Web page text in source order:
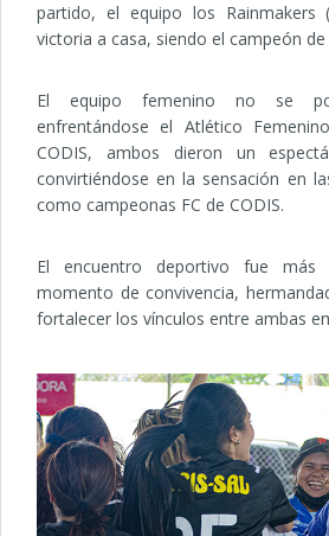
partido, el equipo los Rainmakers
victoria a casa, siendo el campeón
El equipo femenino no se
enfrentándose el Atlético
CODIS, ambos dieron un
convirtiéndose en la sensación en
como campeonas FC de CODIS.
El encuentro deportivo fue
momento de convivencia,
fortalecer los vínculos entre ambas